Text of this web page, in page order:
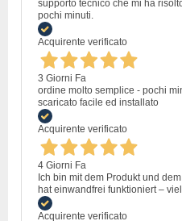
supporto tecnico che mi ha
pochi minuti.
Acquirente verificato
3 Giorni Fa
ordine molto semplice - pochi
scaricato facile ed installato
Acquirente verificato
4 Giorni Fa
Ich bin mit dem Produkt und
hat einwandfrei funktioniert –
Acquirente verificato